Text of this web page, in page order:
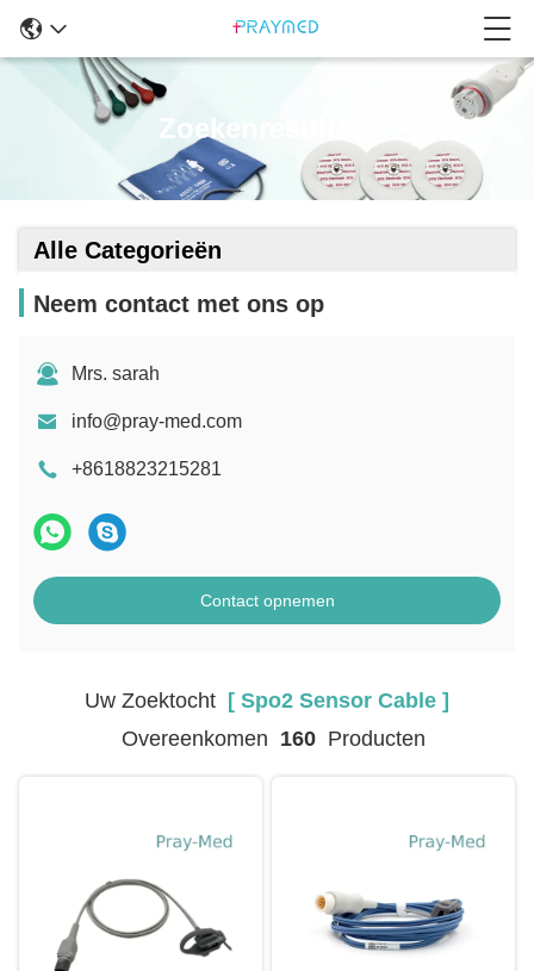
Zoekenresultaat
Alle Categorieën
Neem contact met ons op
Mrs. sarah
info@pray-med.com
+8618823215281
Contact opnemen
Uw Zoektocht [ Spo2 Sensor Cable ]
Overeenkomen 160Producten